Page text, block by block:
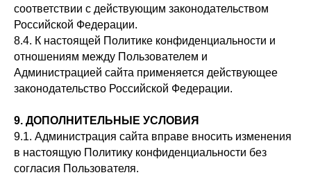
соответствии с действующим законодательством
Российской Федерации.
8.4. К настоящей Политике конфиденциальности и
отношениям между Пользователем и
Администрацией сайта применяется действующее
законодательство Российской Федерации.
9. ДОПОЛНИТЕЛЬНЫЕ УСЛОВИЯ
9.1. Администрация сайта вправе вносить изменения
в настоящую Политику конфиденциальности без
согласия Пользователя.